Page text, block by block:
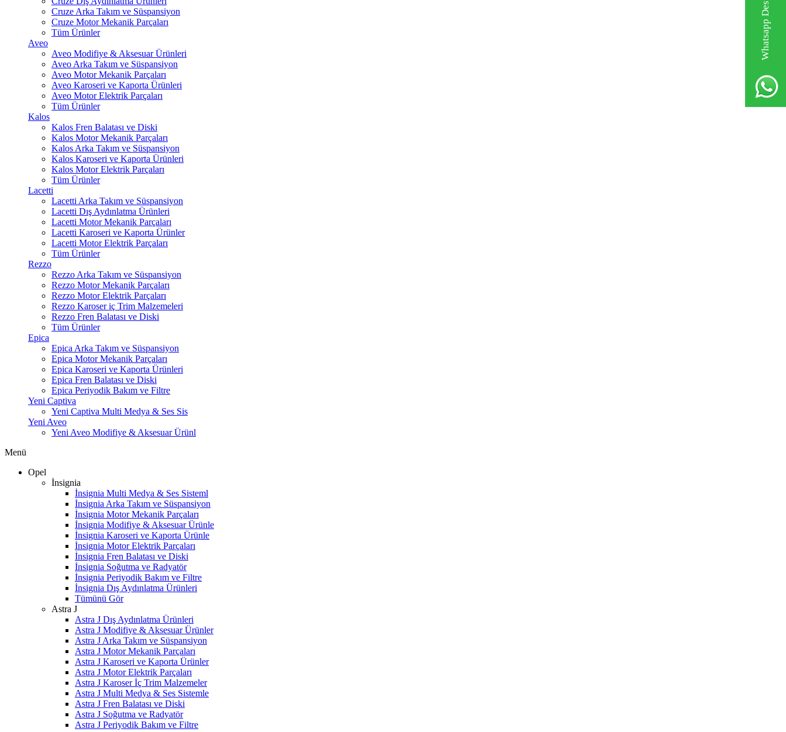
Cruze Arka Takım ve Süspansiyon
Cruze Motor Mekanik Parçaları
Tüm Ürünler
Aveo
Aveo Modifiye & Aksesuar Ürünleri
Aveo Arka Takım ve Süspansiyon
Aveo Motor Mekanik Parçaları
Aveo Karoseri ve Kaporta Ürünleri
Aveo Motor Elektrik Parçaları
Tüm Ürünler
Kalos
Kalos Fren Balatası ve Diski
Kalos Motor Mekanik Parçaları
Kalos Arka Takım ve Süspansiyon
Kalos Karoseri ve Kaporta Ürünleri
Kalos Motor Elektrik Parçaları
Tüm Ürünler
Lacetti
Lacetti Arka Takım ve Süspansiyon
Lacetti Dış Aydınlatma Ürünleri
Lacetti Motor Mekanik Parçaları
Lacetti Karoseri ve Kaporta Ürünler
Lacetti Motor Elektrik Parçaları
Tüm Ürünler
Rezzo
Rezzo Arka Takım ve Süspansiyon
Rezzo Motor Mekanik Parçaları
Rezzo Motor Elektrik Parçaları
Rezzo Karoser iç Trim Malzemeleri
Rezzo Fren Balatası ve Diski
Tüm Ürünler
Epica
Epica Arka Takım ve Süspansiyon
Epica Motor Mekanik Parçaları
Epica Karoseri ve Kaporta Ürünleri
Epica Fren Balatası ve Diski
Epica Periyodik Bakım ve Filtre
Yeni Captiva
Yeni Captiva Multi Medya & Ses Sis
Yeni Aveo
Yeni Aveo Modifiye & Aksesuar Ürünl
Menü
Opel
İnsignia
İnsignia Multi Medya & Ses Sisteml
İnsignia Arka Takım ve Süspansiyon
İnsignia Motor Mekanik Parçaları
İnsignia Modifiye & Aksesuar Ürünle
İnsignia Karoseri ve Kaporta Ürünle
İnsignia Motor Elektrik Parçaları
İnsignia Fren Balatası ve Diski
İnsignia Soğutma ve Radyatör
İnsignia Periyodik Bakım ve Filtre
İnsignia Dış Aydınlatma Ürünleri
Tümünü Gör
Astra J
Astra J Dış Aydınlatma Ürünleri
Astra J Modifiye & Aksesuar Ürünler
Astra J Arka Takım ve Süspansiyon
Astra J Motor Mekanik Parçaları
Astra J Karoseri ve Kaporta Ürünler
Astra J Motor Elektrik Parçaları
Astra J Karoser İç Trim Malzemeler
Astra J Multi Medya & Ses Sistemle
Astra J Fren Balatası ve Diski
Astra J Soğutma ve Radyatör
Astra J Periyodik Bakım ve Filtre